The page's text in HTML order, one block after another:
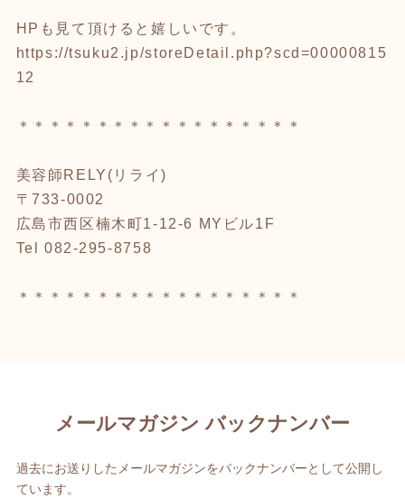
HPも見て頂けると嬉しいです。
https://tsuku2.jp/storeDetail.php?scd=00000815
12
＊＊＊＊＊＊＊＊＊＊＊＊＊＊＊＊＊＊
美容師RELY(リライ)
〒733-0002
広島市西区楠木町1-12-6 MYビル1F
Tel 082-295-8758
＊＊＊＊＊＊＊＊＊＊＊＊＊＊＊＊＊＊
メールマガジン バックナンバー
過去にお送りしたメールマガジンをバックナンバーとして公開し
ています。